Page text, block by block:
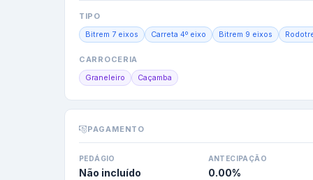
TIPO
Bitrem 7 eixos Carreta 4º eixo Bitrem 9 eixos
CARROCERIA
Graneleiro Caçamba
PAGAMENTO
PEDÁGIO
Não incluído
ANTECIPAÇÃO
0.00%